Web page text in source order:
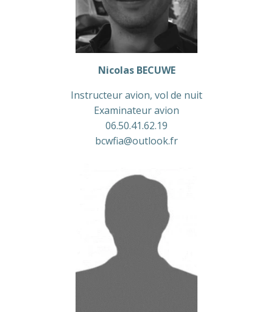
Nicolas BECUWE
Instructeur avion, vol de nuit
Examinateur avion
06.50.41.62.19
bcwfia@outlook.fr